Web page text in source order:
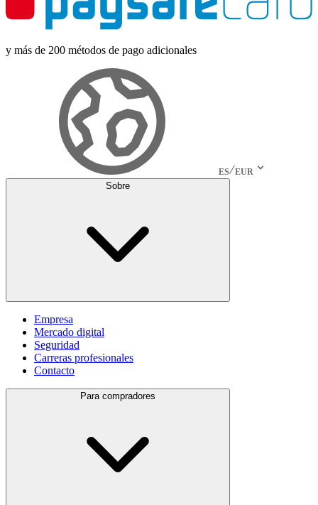
y más de 200 métodos de pago adicionales
ES EUR
Sobre
Empresa
Mercado digital
Seguridad
Carreras profesionales
Contacto
Para compradores